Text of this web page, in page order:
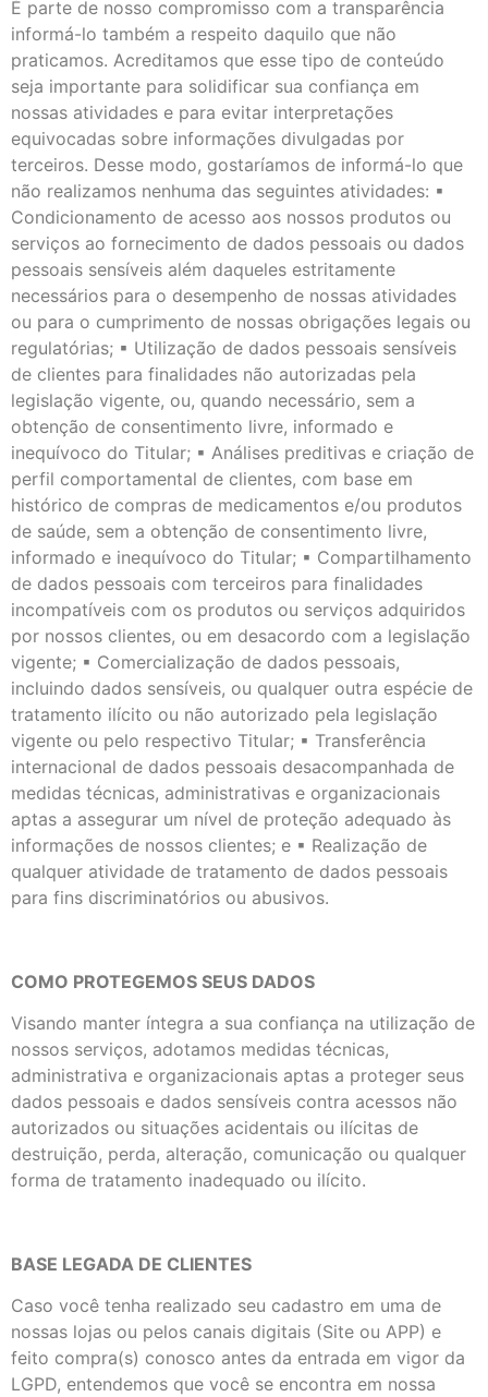
É parte de nosso compromisso com a transparência
informá-lo também a respeito daquilo que não
praticamos. Acreditamos que esse tipo de conteúdo
seja importante para solidificar sua confiança em
nossas atividades e para evitar interpretações
equivocadas sobre informações divulgadas por
terceiros. Desse modo, gostaríamos de informá-lo que
não realizamos nenhuma das seguintes atividades: ▪
Condicionamento de acesso aos nossos produtos ou
serviços ao fornecimento de dados pessoais ou dados
pessoais sensíveis além daqueles estritamente
necessários para o desempenho de nossas atividades
ou para o cumprimento de nossas obrigações legais ou
regulatórias; ▪ Utilização de dados pessoais sensíveis
de clientes para finalidades não autorizadas pela
legislação vigente, ou, quando necessário, sem a
obtenção de consentimento livre, informado e
inequívoco do Titular; ▪ Análises preditivas e criação de
perfil comportamental de clientes, com base em
histórico de compras de medicamentos e/ou produtos
de saúde, sem a obtenção de consentimento livre,
informado e inequívoco do Titular; ▪ Compartilhamento
de dados pessoais com terceiros para finalidades
incompatíveis com os produtos ou serviços adquiridos
por nossos clientes, ou em desacordo com a legislação
vigente; ▪ Comercialização de dados pessoais,
incluindo dados sensíveis, ou qualquer outra espécie de
tratamento ilícito ou não autorizado pela legislação
vigente ou pelo respectivo Titular; ▪ Transferência
internacional de dados pessoais desacompanhada de
medidas técnicas, administrativas e organizacionais
aptas a assegurar um nível de proteção adequado às
informações de nossos clientes; e ▪ Realização de
qualquer atividade de tratamento de dados pessoais
para fins discriminatórios ou abusivos.
COMO PROTEGEMOS SEUS DADOS
Visando manter íntegra a sua confiança na utilização de
nossos serviços, adotamos medidas técnicas,
administrativa e organizacionais aptas a proteger seus
dados pessoais e dados sensíveis contra acessos não
autorizados ou situações acidentais ou ilícitas de
destruição, perda, alteração, comunicação ou qualquer
forma de tratamento inadequado ou ilícito.
BASE LEGADA DE CLIENTES
Caso você tenha realizado seu cadastro em uma de
nossas lojas ou pelos canais digitais (Site ou APP) e
feito compra(s) conosco antes da entrada em vigor da
LGPD, entendemos que você se encontra em nossa